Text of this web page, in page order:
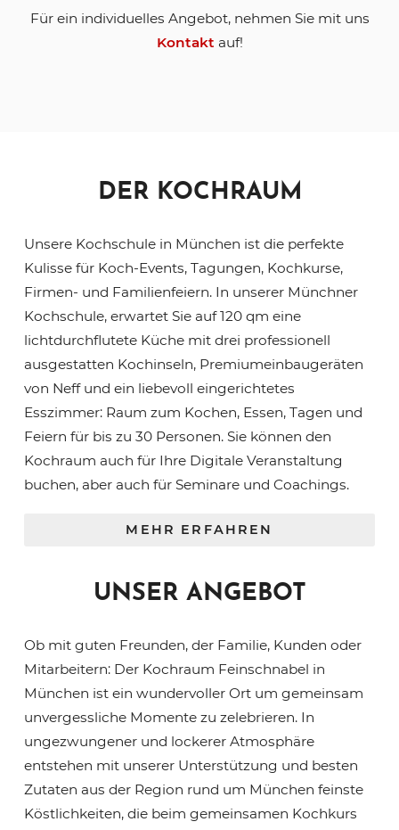
Für ein individuelles Angebot, nehmen Sie mit uns
Kontakt auf!
DER KOCHRAUM
Unsere Kochschule in München ist die perfekte
Kulisse für Koch-Events, Tagungen, Kochkurse,
Firmen- und Familienfeiern. In unserer Münchner
Kochschule, erwartet Sie auf 120 qm eine
lichtdurchflutete Küche mit drei professionell
ausgestatten Kochinseln, Premiumeinbaugeräten
von Neff und ein liebevoll eingerichtetes
Esszimmer: Raum zum Kochen, Essen, Tagen und
Feiern für bis zu 30 Personen. Sie können den
Kochraum auch für Ihre Digitale Veranstaltung
buchen, aber auch für Seminare und Coachings.
MEHR ERFAHREN
UNSER ANGEBOT
Ob mit guten Freunden, der Familie, Kunden oder
Mitarbeitern: Der Kochraum Feinschnabel in
München ist ein wundervoller Ort um gemeinsam
unvergessliche Momente zu zelebrieren. In
ungezwungener und lockerer Atmosphäre
entstehen mit unserer Unterstützung und besten
Zutaten aus der Region rund um München feinste
Köstlichkeiten, die beim gemeinsamen Kochkurs